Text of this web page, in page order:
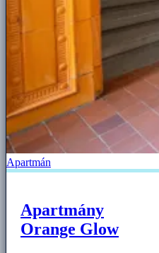
Apartmán
Apartmány
Orange Glow